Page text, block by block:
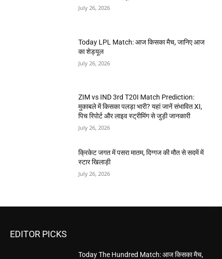
July 26, 2026
Today LPL Match: आज किसका मैच, जानिए आज
का शेड्यूल
July 26, 2026
ZIM vs IND 3rd T20I Match Prediction:
मुकाबले में किसका पलड़ा भारी? यहां जानें संभावित XI,
पिच रिपोर्ट और लाइव स्ट्रीमिंग से जुड़ी जानकारी
July 26, 2026
क्रिकेट जगत में पसरा मातम, दिग्गज की मौत से सदमें में
स्टार खिलाड़ी
July 26, 2026
EDITOR PICKS
Today The Hundred Match: आज किसका मैच,